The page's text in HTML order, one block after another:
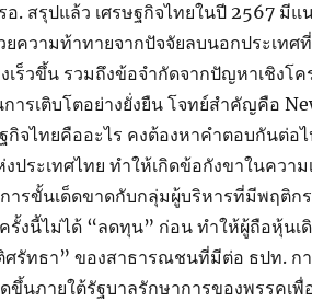
อ. สรุปแล้ว เศรษฐกิจไทยในปี 2567 มี
ยความท้าทายจากปัจจัยลบนอกประเท
เร็วขึ้น รวมถึงข้อจำกัดจากปัญหาเชิงโค
ารเติบโตอย่างยั่งยืน โจทย์สำคัญคือ
กิจไทยคืออะไร คงต้องหาคำตอบกันต่อ
ประเทศไทย ทำให้เกิดข้อกังขาในควา
ารขั้นเด็ดขาดกับกลุ่มผู้บริหารที่มีพฤติก
รั้งนี้ไม่ได้ “ลดทุน” ก่อน ทำให้ผู้ถือหุ้นเ
ศรัทธา” ของสาธารณชนที่มีต่อ ธปท. ก
ขึ้นภายใต้รัฐบาลรักษาการของพรรคเ